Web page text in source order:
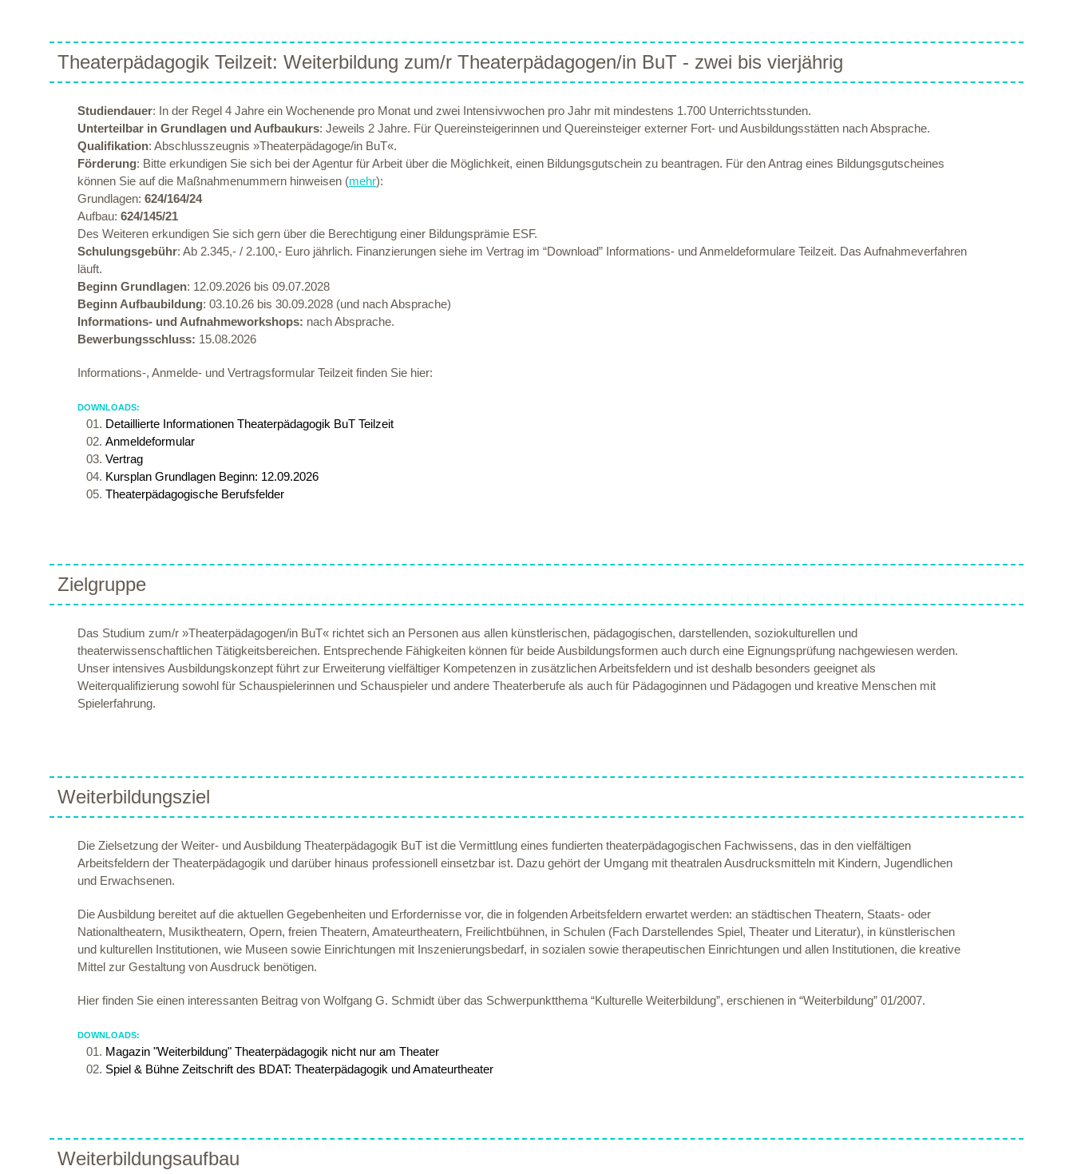
Theaterpädagogik Teilzeit: Weiterbildung zum/r Theaterpädagogen/in BuT - zwei bis vierjährig
Studiendauer: In der Regel 4 Jahre ein Wochenende pro Monat und zwei Intensivwochen pro Jahr mit mindestens 1.700 Unterrichtsstunden.
Unterteilbar in Grundlagen und Aufbaukurs: Jeweils 2 Jahre. Für Quereinsteigerinnen und Quereinsteiger externer Fort- und Ausbildungsstätten nach Absprache.
Qualifikation: Abschlusszeugnis »Theaterpädagoge/in BuT«.
Förderung: Bitte erkundigen Sie sich bei der Agentur für Arbeit über die Möglichkeit, einen Bildungsgutschein zu beantragen. Für den Antrag eines Bildungsgutscheines
können Sie auf die Maßnahmenummern hinweisen (mehr):
Grundlagen: 624/164/24
Aufbau: 624/145/21
Des Weiteren erkundigen Sie sich gern über die Berechtigung einer Bildungsprämie ESF.
Schulungsgebühr: Ab 2.345,- / 2.100,- Euro jährlich. Finanzierungen siehe im Vertrag im “Download” Informations- und Anmeldeformulare Teilzeit. Das Aufnahmeverfahren
läuft.
Beginn Grundlagen: 12.09.2026 bis 09.07.2028
Beginn Aufbaubildung: 03.10.26 bis 30.09.2028 (und nach Absprache)
Informations- und Aufnahmeworkshops: nach Absprache.
Bewerbungsschluss: 15.08.2026
Informations-, Anmelde- und Vertragsformular Teilzeit finden Sie hier:
DOWNLOADS:
Detaillierte Informationen Theaterpädagogik BuT Teilzeit
Anmeldeformular
Vertrag
Kursplan Grundlagen Beginn: 12.09.2026
Theaterpädagogische Berufsfelder
Zielgruppe
Das Studium zum/r »Theaterpädagogen/in BuT« richtet sich an Personen aus allen künstlerischen, pädagogischen, darstellenden, soziokulturellen und
theaterwissenschaftlichen Tätigkeitsbereichen. Entsprechende Fähigkeiten können für beide Ausbildungsformen auch durch eine Eignungsprüfung nachgewiesen werden.
Unser intensives Ausbildungskonzept führt zur Erweiterung vielfältiger Kompetenzen in zusätzlichen Arbeitsfeldern und ist deshalb besonders geeignet als
Weiterqualifizierung sowohl für Schauspielerinnen und Schauspieler und andere Theaterberufe als auch für Pädagoginnen und Pädagogen und kreative Menschen mit
Spielerfahrung.
Weiterbildungsziel
Die Zielsetzung der Weiter- und Ausbildung Theaterpädagogik BuT ist die Vermittlung eines fundierten theaterpädagogischen Fachwissens, das in den vielfältigen
Arbeitsfeldern der Theaterpädagogik und darüber hinaus professionell einsetzbar ist. Dazu gehört der Umgang mit theatralen Ausdrucksmitteln mit Kindern, Jugendlichen
und Erwachsenen.
Die Ausbildung bereitet auf die aktuellen Gegebenheiten und Erfordernisse vor, die in folgenden Arbeitsfeldern erwartet werden: an städtischen Theatern, Staats- oder
Nationaltheatern, Musiktheatern, Opern, freien Theatern, Amateurtheatern, Freilichtbühnen, in Schulen (Fach Darstellendes Spiel, Theater und Literatur), in künstlerischen
und kulturellen Institutionen, wie Museen sowie Einrichtungen mit Inszenierungsbedarf, in sozialen sowie therapeutischen Einrichtungen und allen Institutionen, die kreative
Mittel zur Gestaltung von Ausdruck benötigen.
Hier finden Sie einen interessanten Beitrag von Wolfgang G. Schmidt über das Schwerpunktthema “Kulturelle Weiterbildung”, erschienen in “Weiterbildung” 01/2007.
DOWNLOADS:
Magazin "Weiterbildung" Theaterpädagogik nicht nur am Theater
Spiel & Bühne Zeitschrift des BDAT: Theaterpädagogik und Amateurtheater
Weiterbildungsaufbau